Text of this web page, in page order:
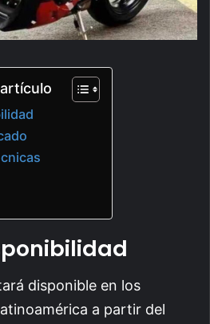
disponible en los
a partir del